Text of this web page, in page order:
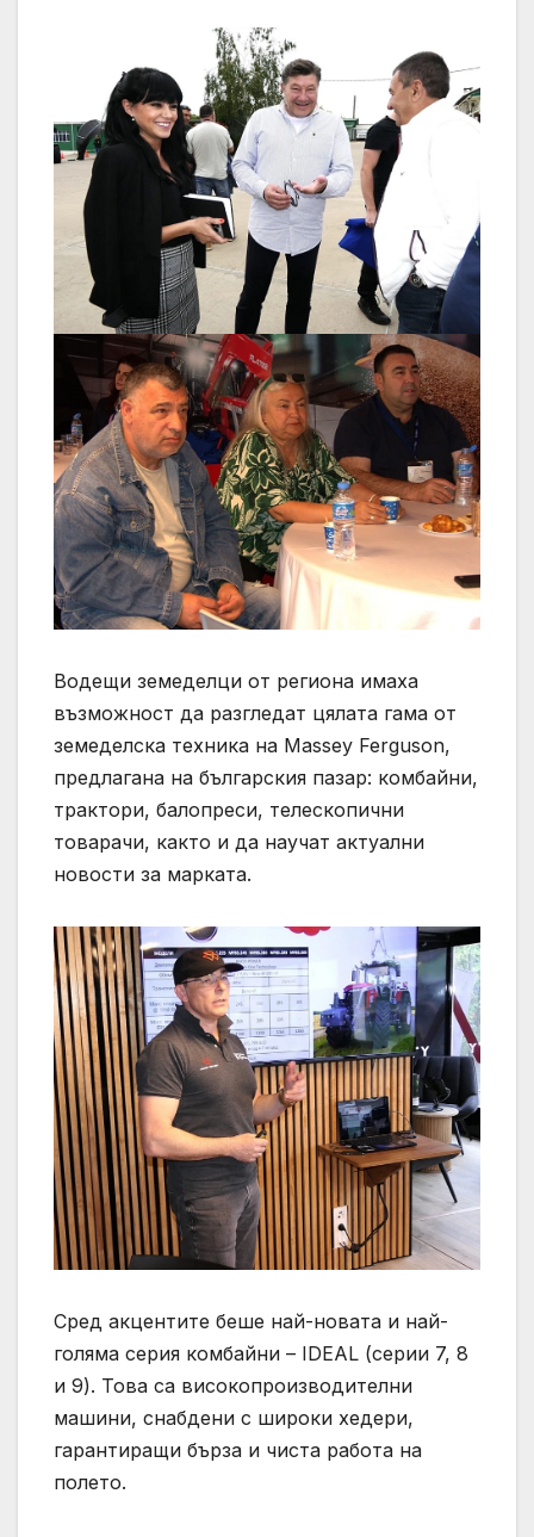
Водещи земеделци от региона имаха
възможност да разгледат цялата гама от
земеделска техника на Massey Ferguson,
предлагана на българския пазар: комбайни,
трактори, балопреси, телескопични
товарачи, както и да научат актуални
новости за марката.
Сред акцентите беше най-новата и най-
голяма серия комбайни – IDEAL (серии 7, 8
и 9). Това са високопроизводителни
машини, снабдени с широки хедери,
гарантиращи бърза и чиста работа на
полето.